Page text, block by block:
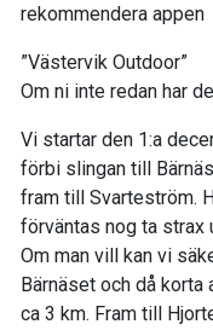
rekommendera appen
”Västervik Outdoor”
Om ni inte redan har
Vi startar den 1:a
förbi slingan till
fram till Svarteström.
förväntas nog ta strax
Om man vill kan vi
Bärnäset och då korta
ca 3 km. Fram till